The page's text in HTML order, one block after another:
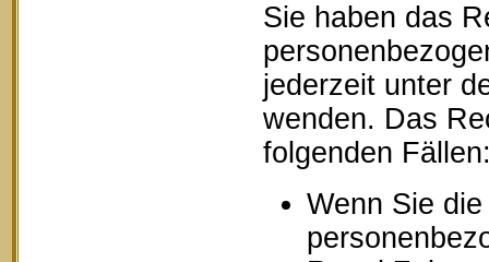
Sie haben das
jederzeit unter
wenden. Das
folgenden
Wenn Sie